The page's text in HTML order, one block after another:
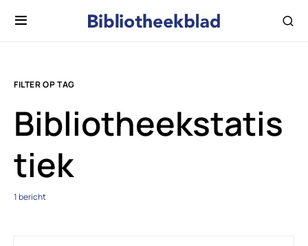
FILTER OP TAG
Bibliotheekstatis
tiek
1 bericht